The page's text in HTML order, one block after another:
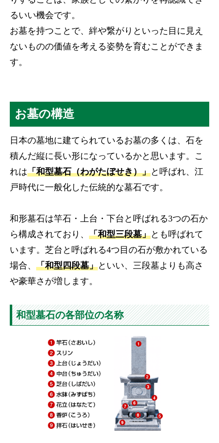
るいい機会です。
お墓を持つことで、絆や繋がりといった目に見え
ないものの価値を考える姿勢を育むことができま
す。
お墓の構造
日本の墓地に建てられているお墓の多くは、石を
積んだ縦に長い形になっているかと思います。こ
れは「和型墓石（わがたぼせき）」と呼ばれ、江
戸時代に一般化した伝統的な墓石です。
和形墓石は竿石・上台・下台と呼ばれる3つの石か
ら構成されており、 「和型三段墓」とも呼ばれて
います。芝台と呼ばれる4つ目の石が敷かれている
場合、 「和型四段墓」といい、三段墓よりも高さ
や豪華さが増します。
和型墓石の各部位の名称